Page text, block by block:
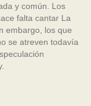
y común. Los
falta cantar La
embargo, los que
se atreven todavía